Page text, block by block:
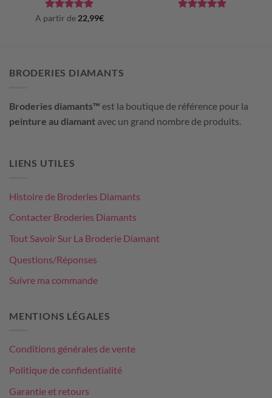
Note5sur
A partir de22,99€
BRODERIES DIAMANTS
Broderies diamants™ est la boutique de référence pour la
peinture au diamant avec un grand nombre de produits.
LIENS UTILES
Histoire de Broderies Diamants
Contacter Broderies Diamants
Tout Savoir Sur La Broderie Diamant
Questions/Réponses
Suivre ma commande
MENTIONS LÉGALES
Conditions générales de vente
Politique de confidentialité
Garantie et retours